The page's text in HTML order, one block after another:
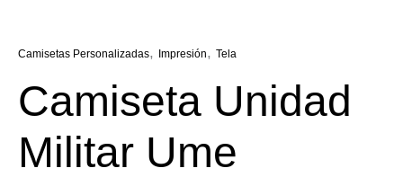
Camisetas Personalizadas, Impresión, Tela
Camiseta Unidad
Militar Ume